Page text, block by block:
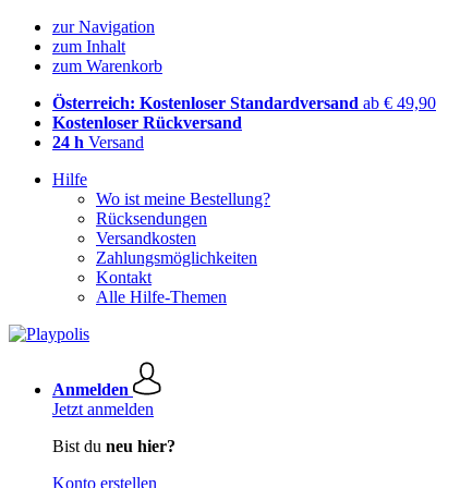
zur Navigation
zum Inhalt
zum Warenkorb
Österreich: Kostenloser Standardversand ab € 49,90
Kostenloser Rückversand
24 h Versand
Hilfe
Wo ist meine Bestellung?
Rücksendungen
Versandkosten
Zahlungsmöglichkeiten
Kontakt
Alle Hilfe-Themen
Anmelden
Jetzt anmelden
Bist du neu hier?
Konto erstellen